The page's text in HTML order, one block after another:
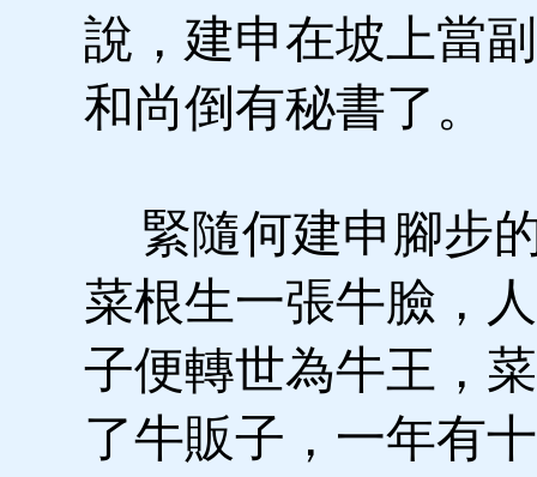
說，建申在坡上當
和尚倒有秘書了。
緊隨何建申腳步
菜根生一張牛臉，
子便轉世為牛王，
了牛販子，一年有